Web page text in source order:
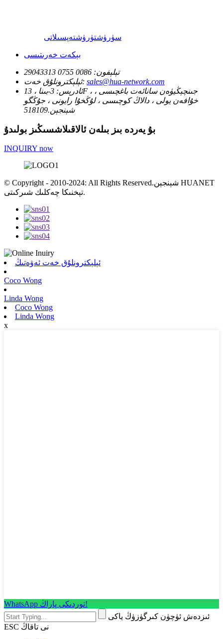
سۈرۈشتۈرۈشتەپسىلاتى
بېكەت خەرىتىسى
تېلېفون: 0086 0755 29043313
ئېلېكترونلۇق خەت: sales@hua-network.com
ئادرېس:
3-بىنا ، 13F ، جىنچېڭيۈەن سانائەت باغچىسى ،
خۇافەن يولى ، دالاڭ كوچىسى ، لۇڭخۇا رايونى ، جۇڭگو
شېنجېن.518109
بۇ يەردە بىز بىلەن ئالاقىلاشسىڭىز بولىدۇ
INQUIRY now
© Copyright - 2010-2024: All Rights Reserved.شېنجېن HUANET
تېخنىكا چەكلىك شىركىتى.
ئېلېكترونلۇق خەت ئەۋەتىڭ
Coco Wong
Linda Wong
Coco Wong
Linda Wong
x
WhatsApp توردىكى پاراڭ!
ئىزدەش ئۈچۈن كىرگۈزۈڭ ياكى
ESC نى تاقاڭ